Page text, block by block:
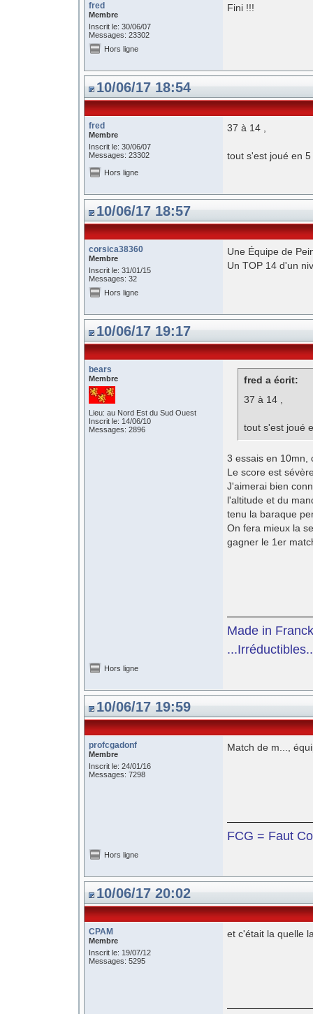
fred
Membre
Inscrit le: 30/06/07
Messages: 23302
Fini !!!
Hors ligne
10/06/17 18:54
fred
Membre
Inscrit le: 30/06/07
Messages: 23302
37 à 14 ,
tout s'est joué en
Hors ligne
10/06/17 18:57
corsica38360
Membre
Inscrit le: 31/01/15
Messages: 32
Une Équipe de
Un TOP 14 d'un
Hors ligne
10/06/17 19:17
bears
Membre
Lieu: au Nord Est du Sud Ouest
Inscrit le: 14/06/10
Messages: 2896
fred a écrit:
37 à 14 ,
tout s'est joué
3 essais en 10mn,
Le score est
J'aimerai bien
l'altitude et du
tenu la baraque
On fera mieux la
gagner le 1er
Made in Franck
Hors ligne
10/06/17 19:59
profcgadonf
Membre
Inscrit le: 24/01/16
Messages: 7298
Match de m...,
FCG = Faut
Hors ligne
10/06/17 20:02
CPAM
Membre
Inscrit le: 19/07/12
Messages: 5295
et c'était la quelle